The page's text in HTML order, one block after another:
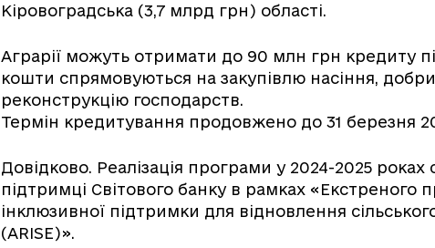
Кіровоградська (3,7 млрд грн) області.
Аграрії можуть отримати до 90 млн грн кредиту
кошти спрямовуються на закупівлю насіння,
реконструкцію господарств.
Термін кредитування продовжено до 31 березня
Довідково. Реалізація програми у 2024-2025
підтримці Світового банку в рамках «Екстреного
інклюзивної підтримки для відновлення
(ARISE)».